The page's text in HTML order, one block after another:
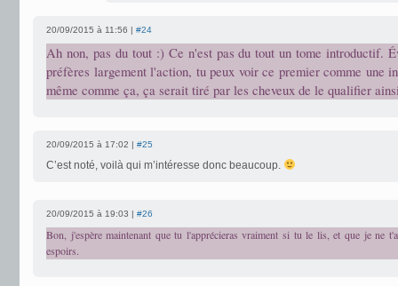
20/09/2015 à 11:56 | #24
Ah non, pas du tout :) Ce n'est pas du tout un tome introductif.
préfères largement l'action, tu peux voir ce premier comme une
même comme ça, ça serait tiré par les cheveux de le qualifier
20/09/2015 à 17:02 | #25
C’est noté, voilà qui m’intéresse donc beaucoup.
20/09/2015 à 19:03 | #26
Bon, j'espère maintenant que tu l'apprécieras vraiment si tu le lis, et que je ne
espoirs.